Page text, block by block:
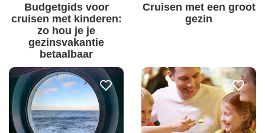
Budgetgids voor
cruisen met kinderen:
zo hou je je
gezinsvakantie
betaalbaar
Cruisen met een groot
gezin